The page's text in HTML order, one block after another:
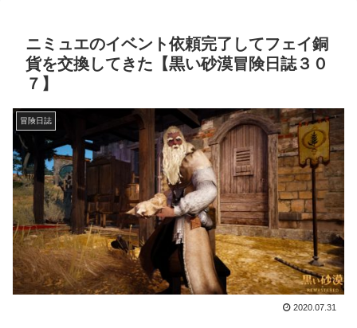
ニミュエのイベント依頼完了してフェイ銅
貨を交換してきた【黒い砂漠冒険日誌３０
７】
冒険日誌
2020.07.31